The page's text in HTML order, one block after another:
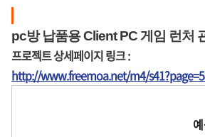
pc방 납품용 Client PC 게임 런처
프로젝트 상세페이지 링크 :
http://www.freemoa.net/m4/